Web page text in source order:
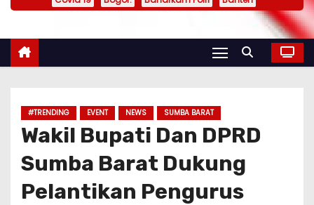
#TRENDING EVENT NEWS SUMBA BARAT
Wakil Bupati Dan DPRD
Sumba Barat Dukung
Pelantikan Pengurus